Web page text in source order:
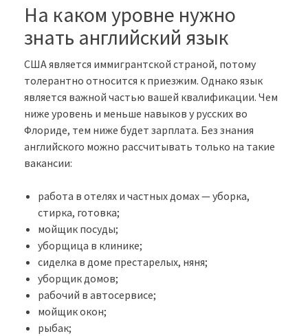
На каком уровне нужно
знать английский язык
США является иммигрантской страной, потому
толерантно относится к приезжим. Однако язык
является важной частью вашей квалификации. Чем
ниже уровень и меньше навыков у русских во
Флориде, тем ниже будет зарплата. Без знания
английского можно рассчитывать только на такие
вакансии:
работа в отелях и частных домах — уборка,
стирка, готовка;
мойщик посуды;
уборщица в клинике;
сиделка в доме престарелых, няня;
уборщик домов;
рабочий в автосервисе;
мойщик окон;
рыбак;